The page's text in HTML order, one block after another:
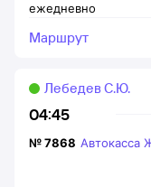
ежедневно
Маршрут
04:45
Лебедев С.Ю.
№7868 Автокасса